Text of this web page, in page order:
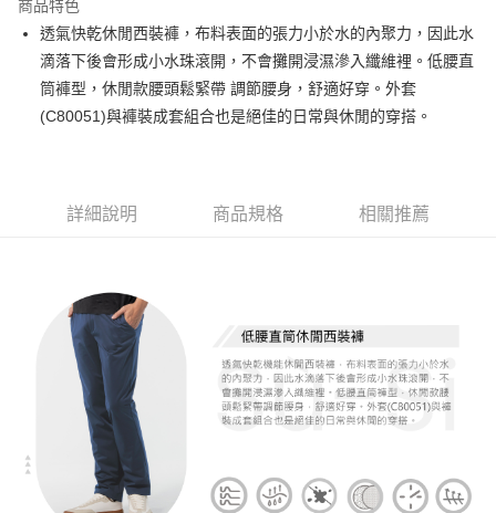
Apple Pay
悠遊付
Google Pay
運送方式
付款後全家取貨
每筆NT$60，滿NT$1,000(含以上)免運費
7-11取貨付款
每筆NT$60，滿NT$1,000(含以上)免運費
付款後7-11取貨
每筆NT$60，滿NT$1,000(含以上)免運費
商品特色
透氣快乾休閒西裝褲，布料表面的張力小於水的內聚力，因此水
滴落下後會形成小水珠滾開，不會攤開浸濕滲入纖維裡。低腰直
筒褲型，休閒款腰頭鬆緊帶 調節腰身，舒適好穿。外套
(C80051)與褲裝成套組合也是絕佳的日常與休閒的穿搭。
詳細說明 商品規格 相關推薦